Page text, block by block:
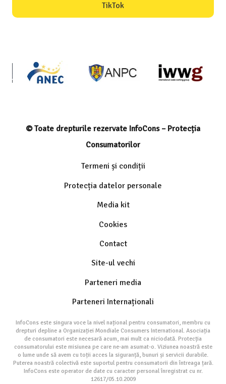
TikTok
© Toate drepturile rezervate InfoCons – Protecția
Consumatorilor
Termeni și condiții
Protecția datelor personale
Media kit
Cookies
Contact
Site-ul vechi
Parteneri media
Parteneri Internaționali
InfoCons este singura voce la nivel național pentru consumatori, membru cu
drepturi depline a Organizației Mondiale Consumers International. Asociația
de consumatori este necesară acum, mai mult ca niciodată. Protecția
consumatorului este misiunea pe care ne-am asumat-o. Viziunea noastră este
o lume unde să avem cu toții acces la siguranță, bunuri și servicii durabile.
Puterea noastră colectivă este suportul pentru consumatorii din întreaga țară.
InfoCons este operator de date cu caracter personal înregistrat cu nr.
12617/05.10.2009